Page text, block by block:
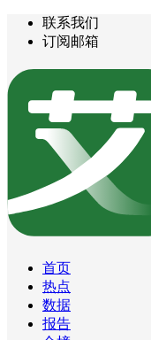
联系我们
订阅邮箱
首页
热点
数据
报告